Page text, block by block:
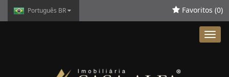
Português BR Favoritos (0)